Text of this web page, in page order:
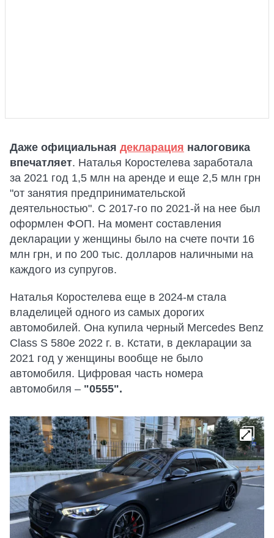
Даже официальная декларация налоговика
впечатляет. Наталья Коростелева заработала
за 2021 год 1,5 млн на аренде и еще 2,5 млн грн
"от занятия предпринимательской
деятельностью". С 2017-го по 2021-й на нее был
оформлен ФОП. На момент составления
декларации у женщины было на счете почти 16
млн грн, и по 200 тыс. долларов наличными на
каждого из супругов.
Наталья Коростелева еще в 2024-м стала
владелицей одного из самых дорогих
автомобилей. Она купила черный Mercedes Benz
Class S 580e 2022 г. в. Кстати, в декларации за
2021 год у женщины вообще не было
автомобиля. Цифровая часть номера
автомобиля – "0555".